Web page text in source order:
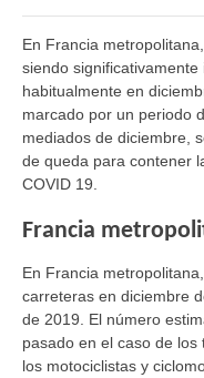
En Francia
siendo
habitualmente en
marcado por un periodo
mediados de diciembre,
de queda para contener
COVID 19.
Francia
En Francia metropolitana,
carreteras en diciembre
de 2019. El número
pasado en el caso de
los motociclistas y